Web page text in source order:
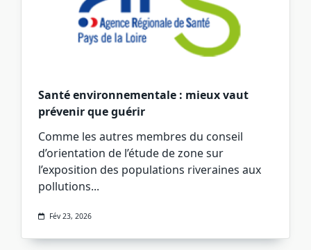
Santé environnementale : mieux vaut
prévenir que guérir
Comme les autres membres du conseil
d’orientation de l’étude de zone sur
l’exposition des populations riveraines aux
pollutions...
Fév 23, 2026